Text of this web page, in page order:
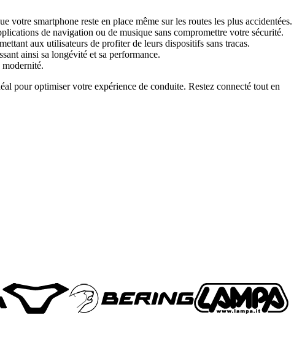
smartphone reste en place même sur les routes les plus accidentées.
de navigation ou de musique sans compromettre votre sécurité.
aux utilisateurs de profiter de leurs dispositifs sans tracas.
ainsi sa longévité et sa performance.
pour optimiser votre expérience de conduite. Restez connecté tout en